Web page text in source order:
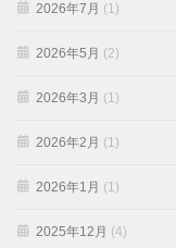
2026年7月 (1)
2026年5月 (2)
2026年3月 (1)
2026年2月 (1)
2026年1月 (1)
2025年12月 (4)